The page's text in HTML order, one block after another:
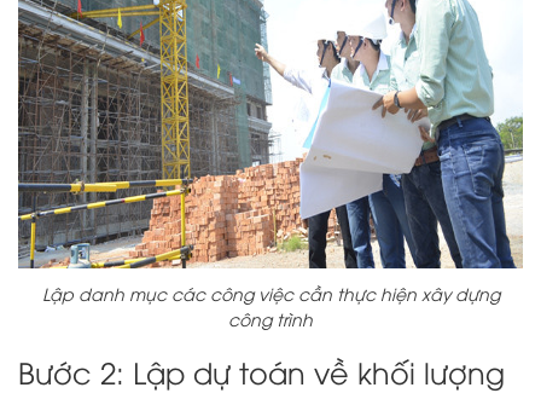
Lập danh mục các công việc cần thực hiện xây dựng
công trình
Bước 2: Lập dự toán về khối lượng